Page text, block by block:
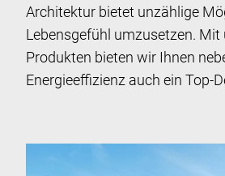
Architektur bietet unzählige
Lebensgefühl umzusetzen. Mit
Produkten bieten wir Ihnen
Energieeffizienz auch ein Top-